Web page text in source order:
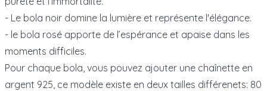
- Le bola noir domine la lumière et représente l'élégance.
- le bola rosé apporte de l’espérance et apaise dans les
moments difficiles.
Pour chaque bola, vous pouvez ajouter une chaînette en
argent 925, ce modèle existe en deux tailles différenets: 80